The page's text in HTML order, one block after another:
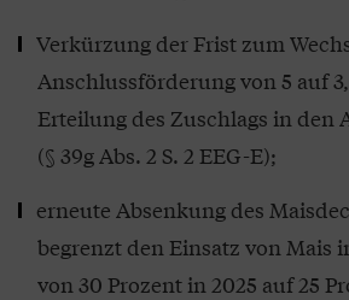
Verkürzung der Frist zum
Anschlussförderung von 5 auf
Erteilung des Zuschlags in den
(§ 39g Abs. 2 S. 2 EEG-E);
erneute Absenkung des
begrenzt den Einsatz von Mais
von 30 Prozent in 2025 auf 25